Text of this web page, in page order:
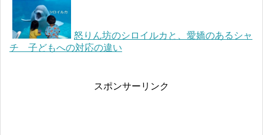
怒りん坊のシロイルカと、愛嬌のあるシャ
チ 子どもへの対応の違い
スポンサーリンク